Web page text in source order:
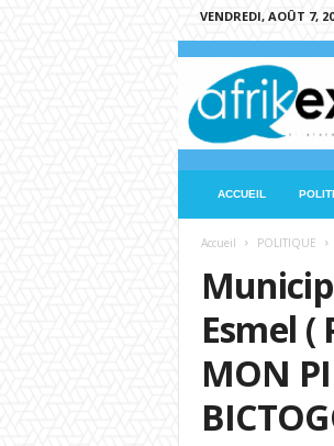
VENDREDI, AOÛT 7,
e
ACCUEIL
Accueil POLITIQUE
Esmel (
MON